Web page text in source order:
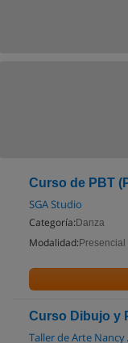
Curso de PBT
SGA Studio
Categoría: Danza
Modalidad: Presencial
Curso Dibujo y
Taller de Arte Nancy